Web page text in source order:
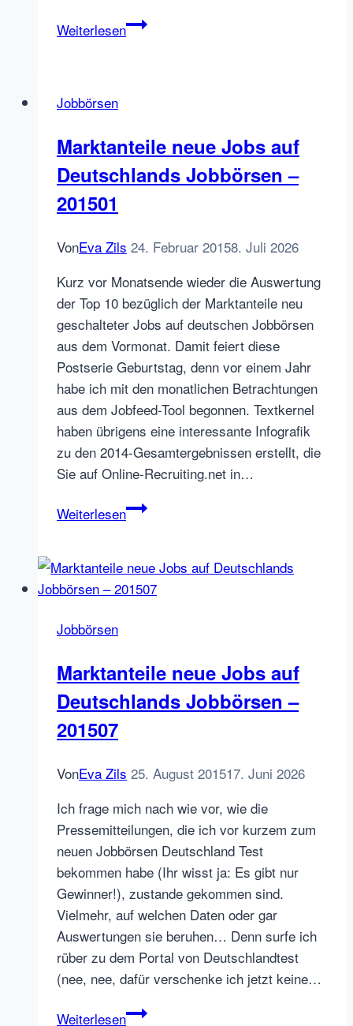
WeiterlesenUnique
Jobbörsen
Marktanteile neue Jobs auf
Deutschlands Jobbörsen –
201501
VonEva Zils 24. Februar 20158. Juli 2026
Kurz vor Monatsende wieder die Auswertung
der Top 10 bezüglich der Marktanteile neu
geschalteter Jobs auf deutschen Jobbörsen
aus dem Vormonat. Damit feiert diese
Postserie Geburtstag, denn vor einem Jahr
habe ich mit den monatlichen Betrachtungen
aus dem Jobfeed-Tool begonnen. Textkernel
haben übrigens eine interessante Infografik
zu den 2014-Gesamtergebnissen erstellt, die
Sie auf Online-Recruiting.net in…
WeiterlesenMarktanteile
auf
Deutschlands
Jobbörsen
Marktanteile neue Jobs auf
Deutschlands Jobbörsen –
201507
VonEva Zils 25. August 201517. Juni 2026
Ich frage mich nach wie vor, wie die
Pressemitteilungen, die ich vor kurzem zum
neuen Jobbörsen Deutschland Test
bekommen habe (Ihr wisst ja: Es gibt nur
Gewinner!), zustande gekommen sind.
Vielmehr, auf welchen Daten oder gar
Auswertungen sie beruhen… Denn surfe ich
rüber zu dem Portal von Deutschlandtest
(nee, nee, dafür verschenke ich jetzt keine…
WeiterlesenMarktanteile